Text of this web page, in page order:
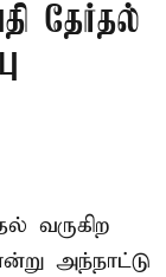
தேர்தல்
வருகிற
அந்நாட்டு